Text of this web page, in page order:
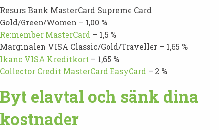
Resurs Bank MasterCard Supreme Card
Gold/Green/Women – 1,00 %
Re:member MasterCard – 1,5 %
Marginalen VISA Classic/Gold/Traveller – 1,65 %
Ikano VISA Kreditkort – 1,65 %
Collector Credit MasterCard EasyCard – 2 %
Byt elavtal och sänk dina
kostnader